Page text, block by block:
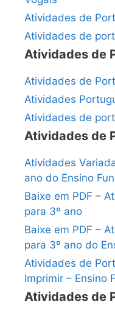
Atividades de
Atividades de
Atividades de
Atividades de
Atividades
Atividades de
Atividades de
Atividades
ano do Ensino
Baixe em PDF –
para 3º ano
Baixe em PDF –
para 3º ano do
Atividades de
Imprimir – Ensino
Atividades de